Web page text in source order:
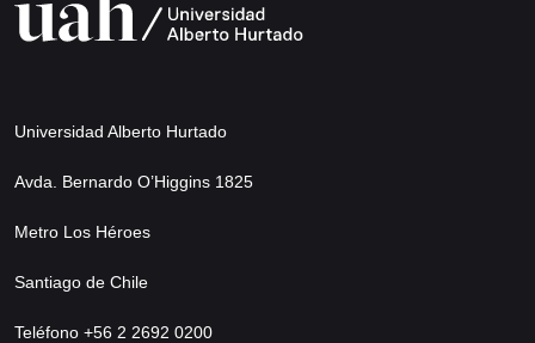
Universidad Alberto Hurtado
Avda. Bernardo O’Higgins 1825
Metro Los Héroes
Santiago de Chile
Teléfono +56 2 2692 0200